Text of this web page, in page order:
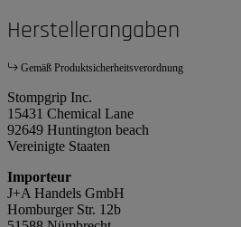
Herstellerangaben
Gemäß Produktsicherheitsverordnung
Stompgrip Inc.
15431 Chemical Lane
92649 Huntington beach
Vereinigte Staaten
Importeur
J+A Handels GmbH
Homburger Str. 12b